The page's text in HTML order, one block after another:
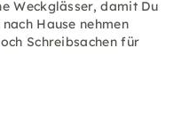
Weckglässer, damit Du
Hause nehmen
Schreibsachen für